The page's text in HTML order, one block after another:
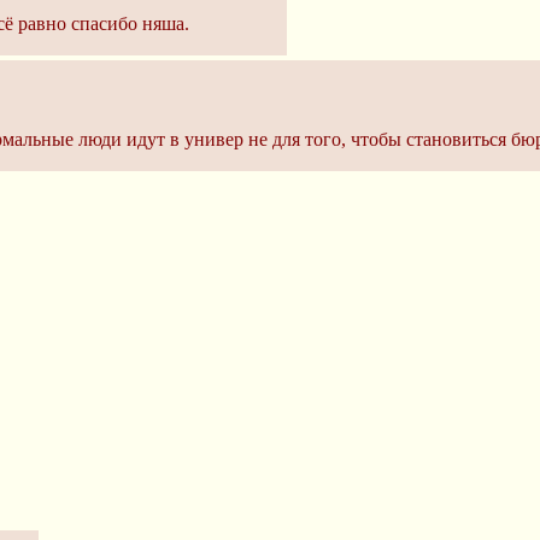
равно спасибо няша.
люди идут в универ не для того, чтобы становиться